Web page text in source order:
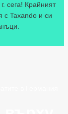
сега! Крайният
с Taxando и си